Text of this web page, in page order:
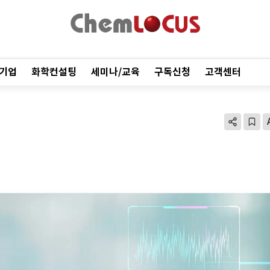
업 화학컨설팅 세미나/교육 구독신청 고객센터